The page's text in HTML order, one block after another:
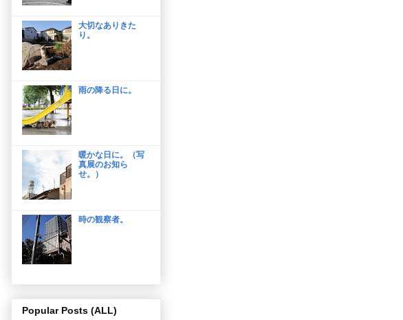
大切なありきた
り。
雨の降る日に。
暖かな日に。（写
真展のお知ら
せ。）
時の観察者。
Popular Posts (ALL)